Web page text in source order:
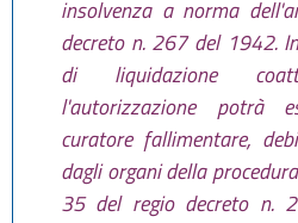
insolvenza a norma
decreto n. 267 del 1942.
di liquidazione
l'autorizzazione potrà
curatore fallimentare,
dagli organi della
35 del regio decreto n.